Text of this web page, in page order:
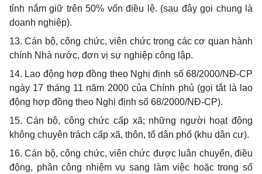
tỉnh nắm giữ trên 50% vốn điều lệ. (sau đây gọi chung là
doanh nghiệp).
13. Cán bộ, công chức, viên chức trong các cơ quan hành
chính Nhà nước, đơn vị sự nghiệp công lập.
14. Lao động hợp đồng theo Nghị định số 68/2000/NĐ-CP
ngày 17 tháng 11 năm 2000 của Chính phủ (gọi tắt là lao
động hợp đồng theo Nghị định số 68/2000/NĐ-CP).
15. Cán bộ, công chức cấp xã; những người hoạt động
không chuyên trách cấp xã, thôn, tổ dân phố (khu dân cư).
16. Cán bộ, công chức, viên chức được luân chuyển, điều
động, phân công nhiệm vụ sang làm việc hoặc trong số